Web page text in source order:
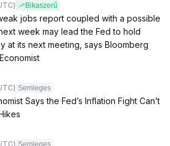
Bikaszerű
jobs report coupled with a possible
week may lead the Fed to hold
at its next meeting, says Bloomberg
Semleges
Says the Fed’s Inflation Fight Can’t
Semleges